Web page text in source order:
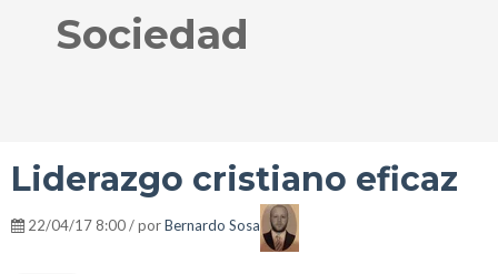
Sociedad
Liderazgo cristiano eficaz
22/04/17 8:00 / porBernardo Sosa